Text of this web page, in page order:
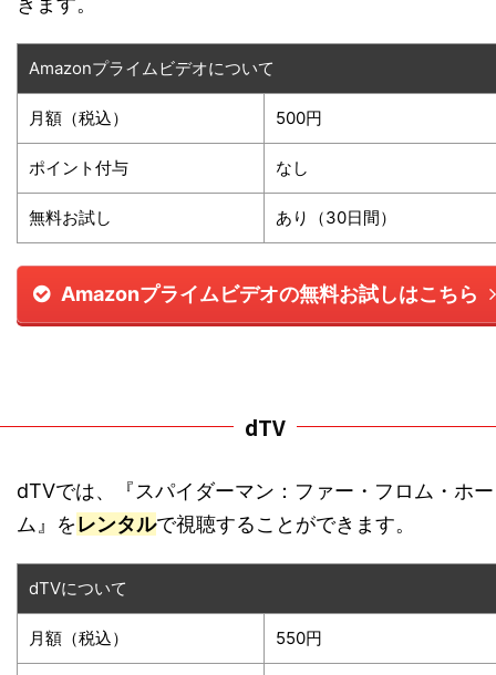
Amazonプライムビデオについて
月額（税込） 500円
ポイント付与 なし
無料お試し あり（30日間）
Amazonプライムビデオの無料お試しはこちら
dTV
dTVでは、『スパイダーマン：ファー・フロム・ホー
ム』をレンタルで視聴することができます。
dTVについて
月額（税込） 550円